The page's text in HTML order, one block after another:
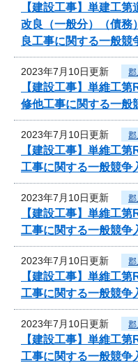
【建設工事】単建工
改良（一般分）（債
良工事に関する一般競
2023年7月10日更新
【建設工事】単維工
修他工事に関する一般
2023年7月10日更新
【建設工事】単維工
工事に関する一般競争
2023年7月10日更新
【建設工事】単維工
工事に関する一般競争
2023年7月10日更新
【建設工事】単維工
工事に関する一般競争
2023年7月10日更新
【建設工事】単維工
工事に関する一般競争